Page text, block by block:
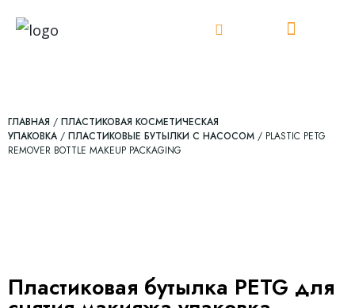
ГЛАВНАЯ / ПЛАСТИКОВАЯ КОСМЕТИЧЕСКАЯ
УПАКОВКА / ПЛАСТИКОВЫЕ БУТЫЛКИ С НАСОСОМ / PLASTIC PETG
REMOVER BOTTLE MAKEUP PACKAGING
Пластиковая бутылка PETG для